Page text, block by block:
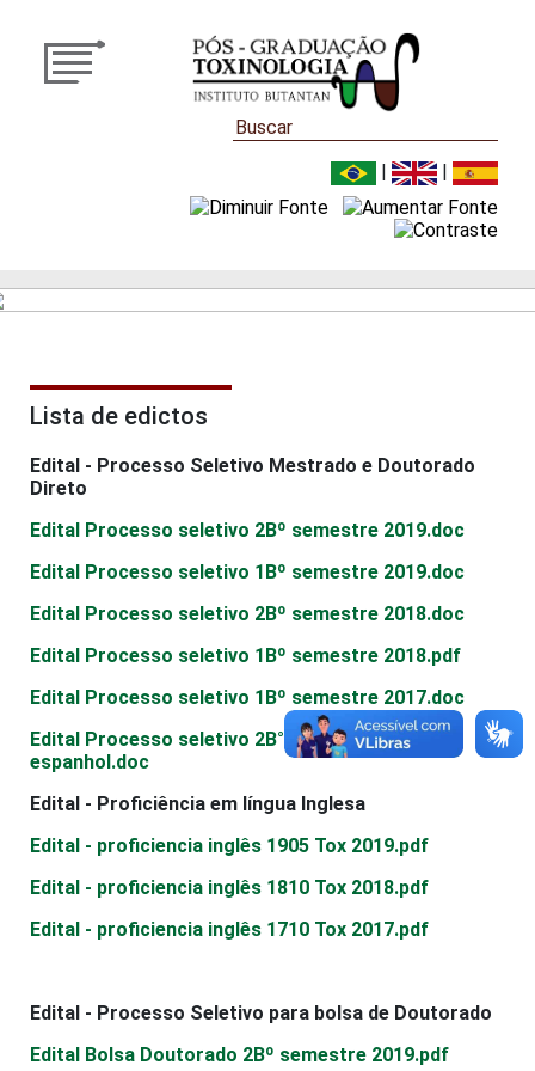
| |
Lista de edictos
Edital - Processo Seletivo Mestrado e Doutorado
Direto
Edital Processo seletivo 2Вº semestre 2019.doc
Edital Processo seletivo 1Вº semestre 2019.doc
Edital Processo seletivo 2Вº semestre 2018.doc
Edital Processo seletivo 1Вº semestre 2018.pdf
Edital Processo seletivo 1Вº semestre 2017.doc
Edital Processo seletivo 2В° semestre 2016
espanhol.doc
Edital - Proficiência em língua Inglesa
Edital - proficiencia inglês 1905 Tox 2019.pdf
Edital - proficiencia inglês 1810 Tox 2018.pdf
Edital - proficiencia inglês 1710 Tox 2017.pdf
Edital - Processo Seletivo para bolsa de Doutorado
Edital Bolsa Doutorado 2Вº semestre 2019.pdf